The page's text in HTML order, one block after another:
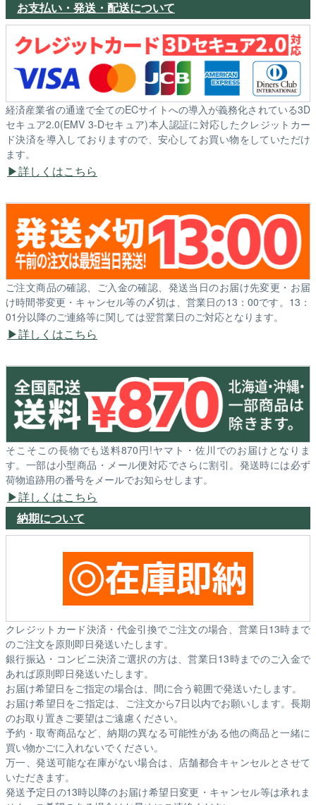
お支払い・発送・配送について
経済産業省の通達で全てのECサイトへの導入が義務化されている3D
セキュア2.0(EMV 3-Dセキュア)本人認証に対応したクレジットカー
ド決済を導入しておりますので、安心してお買い物をしていただけ
ます。
詳しくはこちら
ご注文商品の確認、ご入金の確認、発送当日のお届け先変更・お届
け時間帯変更・キャンセル等の〆切は、営業日の13：00です。13：
01分以降のご連絡等に関しては翌営業日のご対応となります。
詳しくはこちら
そこそこの長物でも送料870円!ヤマト・佐川でのお届けとなりま
す。一部は小型商品・メール便対応でさらに割引。発送時には必ず
荷物追跡用の番号をメールでお知らせします。
詳しくはこちら
納期について
クレジットカード決済・代金引換でご注文の場合、営業日13時まで
のご注文を原則即日発送いたします。
銀行振込・コンビニ決済ご選択の方は、営業日13時までのご入金で
あれば原則即日発送いたします。
お届け希望日をご指定の場合は、間に合う範囲で発送いたします。
お届け希望日をご指定は、ご注文から7日以内でお願いします。長期
のお取り置きご要望はご遠慮ください。
予約・取寄商品など、納期の異なる可能性がある他の商品と一緒に
買い物かごに入れないでください。
万一、発送可能な在庫がない場合は、店舗都合キャンセルとさせて
いただきます。
発送予定日の13時以降のお届け希望日変更・キャンセル等は承れま